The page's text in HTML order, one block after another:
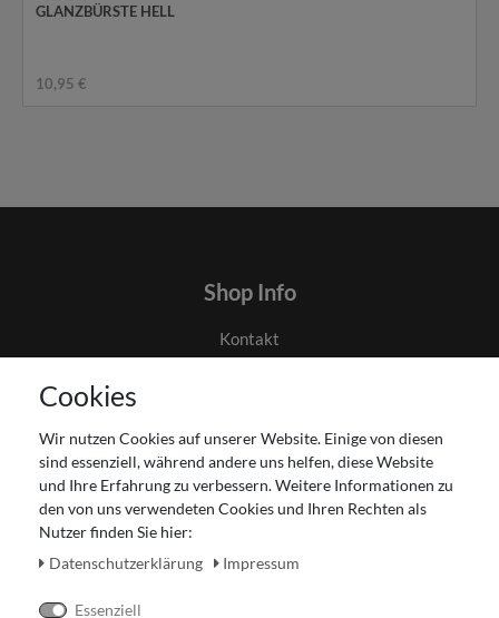
GLANZBÜRSTE HELL
10,95 €
Shop Info
Kontakt
Impressum
Widerrufsrecht
Zahlung und Versand
Unser Ladengeschäft
Cookies
Wir nutzen Cookies auf unserer Website. Einige von diesen
sind essenziell, während andere uns helfen, diese Website
und Ihre Erfahrung zu verbessern. Weitere Informationen zu
den von uns verwendeten Cookies und Ihren Rechten als
Nutzer finden Sie hier:
Daten­schutz­erklärung
Impressum
Essenziell